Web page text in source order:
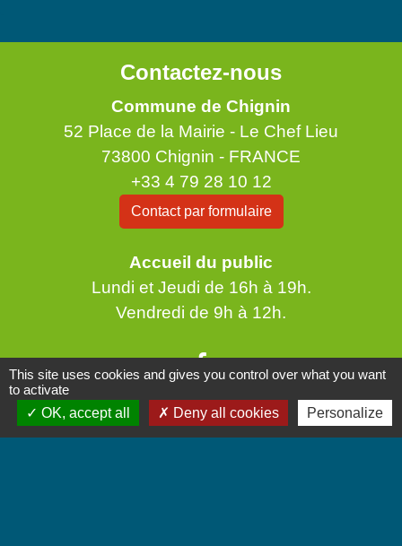
Contactez-nous
Commune de Chignin
52 Place de la Mairie - Le Chef Lieu
73800 Chignin - FRANCE
+33 4 79 28 10 12
Contact par formulaire
Accueil du public
Lundi et Jeudi de 16h à 19h.
Vendredi de 9h à 12h.
Liens
This site uses cookies and gives you control over what you want
to activate
OK, accept all
Deny all cookies Personalize